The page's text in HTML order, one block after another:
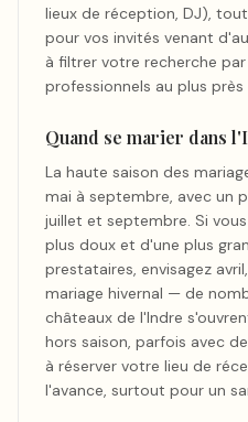
lieux de réception, DJ),
pour vos invités venant
à filtrer votre recherche
professionnels au plus
Quand se marier dans
La haute saison des
mai à septembre, avec un
juillet et septembre. Si
plus doux et d'une plus
prestataires, envisagez
mariage hivernal — de
châteaux de l'Indre
hors saison, parfois avec
à réserver votre lieu de
l'avance, surtout pour un